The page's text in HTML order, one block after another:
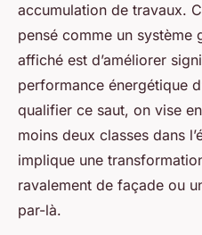
accumulation de travaux.
pensé comme un système
affiché est d’améliorer
performance énergétique
qualifier ce saut, on vise
moins deux classes dans
implique une
ravalement de façade ou
par-là.